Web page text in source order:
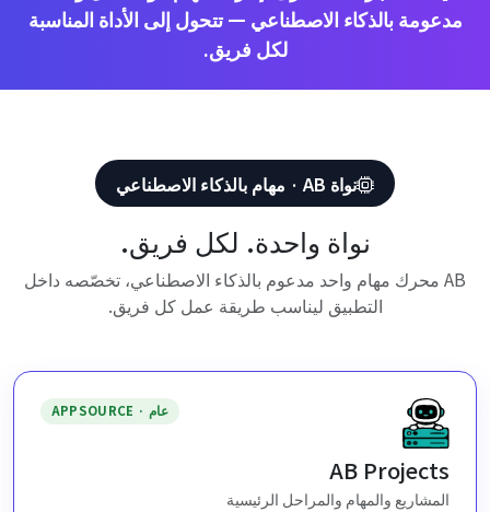
مدعومة بالذكاء الاصطناعي — تتحول إلى الأداة المناسبة
لكل فريق.
نواة AB · مهام بالذكاء الاصطناعي
نواة واحدة. لكل فريق.
AB محرك مهام واحد مدعوم بالذكاء الاصطناعي، تخصّصه داخل
التطبيق ليناسب طريقة عمل كل فريق.
عام · APPSOURCE
AB Projects
المشاريع والمهام والمراحل الرئيسية